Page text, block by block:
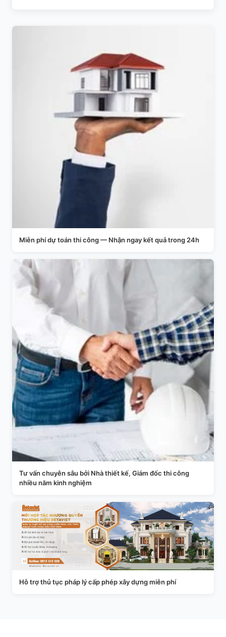
Miễn phí dự toán thi công — Nhận ngay kết quả trong 24h
Tư vấn chuyên sâu bởi Nhà thiết kế, Giám đốc thi công
nhiều năm kinh nghiệm
Hỗ trợ thủ tục pháp lý cấp phép xây dựng miễn phí